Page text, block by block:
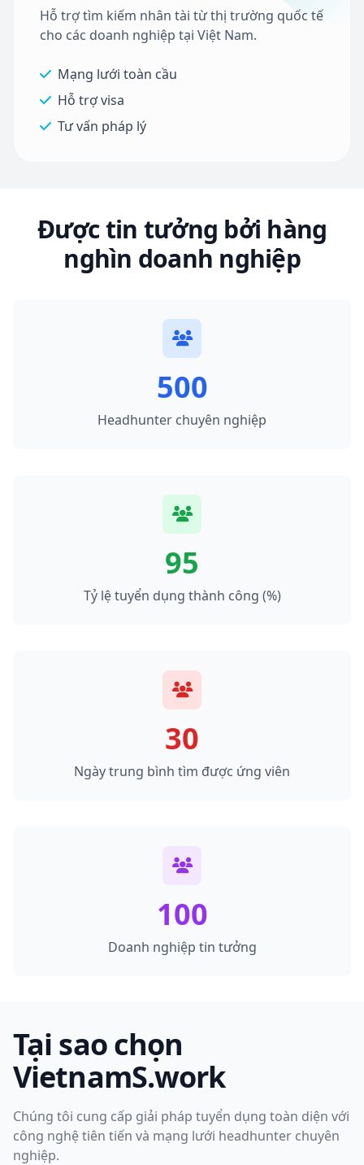
Hỗ trợ tìm kiếm nhân tài từ thị trường quốc tế
cho các doanh nghiệp tại Việt Nam.
Mạng lưới toàn cầu
Hỗ trợ visa
Tư vấn pháp lý
Được tin tưởng bởi hàng
nghìn doanh nghiệp
500
Headhunter chuyên nghiệp
95
Tỷ lệ tuyển dụng thành công (%)
30
Ngày trung bình tìm được ứng viên
100
Doanh nghiệp tin tưởng
Tại sao chọn
VietnamS.work
Chúng tôi cung cấp giải pháp tuyển dụng toàn diện với
công nghệ tiên tiến và mạng lưới headhunter chuyên
nghiệp.